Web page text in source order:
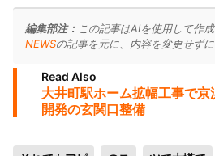
編集部注： この記事はAIを使用して作成
NEWSの記事を元に、内容を変更せず
Read Also
大井町駅ホーム拡幅工事で
開発の玄関口整備